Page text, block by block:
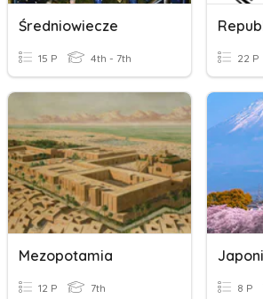
Średniowiecze
15 P 4th - 7th 22 P
Mezopotamia
12 P 7th 8 P